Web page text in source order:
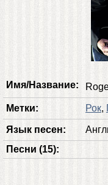
Имя/Название:
Метки: Рок,
Язык песен:
Песни (15):